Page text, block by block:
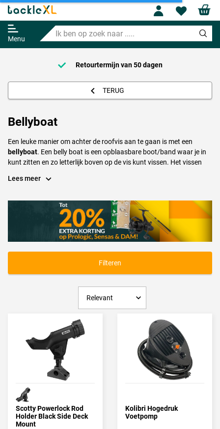
Menu
Ik
ben
op
naar
Profile
Voor 21:00 Besteld = Morgen in huis!*
TERUG
Bellyboat
Een leuke manier om achter de roofvis aan te gaan is met een
bellyboat. Een belly boat is een opblaasbare boot/band waar je in
kunt zitten en zo letterlijk boven op de vis kunt vissen. Het vissen
voor elke sportvisser. Zelfs de moeilijkst bereikbare plekjes zoals
Roofvissen vanuit de belly boat
Het is prachtig om te vissen vanuit debellyboatmet een
verticaalhengel.
prijsklassen. Deze bellyboten zijn leverbaar in diverse uitvoeringen
Voor vragen over deze bellyboten kunt u altijd contact opnemen
met de helpdesk van TackleXL. Service staat bij TackleXL hoog in
het vaandel.
Lees meer
Filteren
Scotty Powerlock Rod
Holder Black Side Deck
Mount
Kolibri Hogedruk
Voetpomp